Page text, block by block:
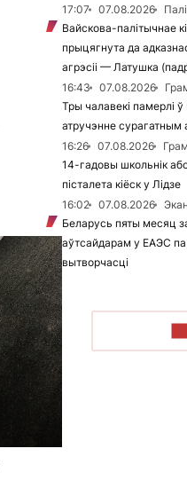
17:07
07.08.2026
Вайскова-палітычнае
прыцягнута да
агрэсіі — Латушка
16:43
07.08.2026
Тры чалавекі памерлі
атручэнне сурагатным
16:26
07.08.2026
14-гадовы школьнік
пісталета кіёск у Лідзе
16:02
07.08.2026
Беларусь пяты месяц
аўтсайдарам у ЕАЭС
вытворчасці